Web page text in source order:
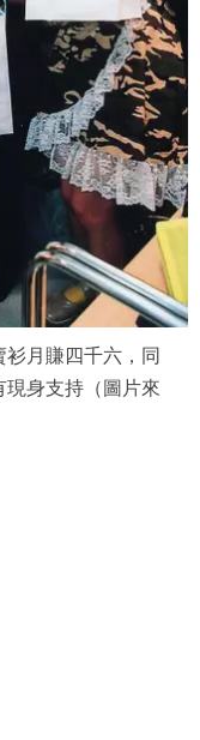
月賺四千六，同
現身支持（圖片來